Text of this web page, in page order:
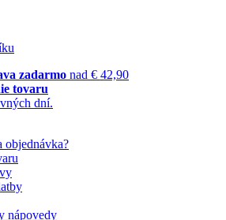
zadarmo nad € 42,90
tovaru
dní.
objednávka?
nápovedy